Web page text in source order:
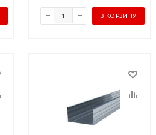
В КОРЗИНУ